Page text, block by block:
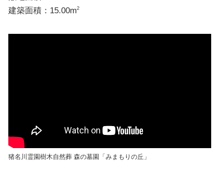
建築面積：15.00m2
猪名川霊園樹木自然葬 森の墓園「みまもりの丘」